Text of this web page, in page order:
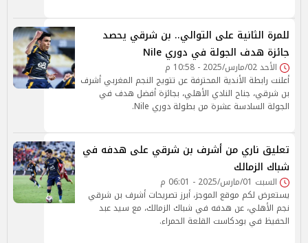
للمرة الثانية على التوالي.. بن شرقي يحصد
جائزة هدف الجولة في دوري Nile
الأحد 02/مارس/2025 - 10:58 م
أعلنت رابطة الأندية المحترفة عن تتويج النجم المغربي أشرف
بن شرقي، جناح النادي الأهلي، بجائزة أفضل هدف في
الجولة السادسة عشرة من بطولة دوري Nile.
تعليق ناري من أشرف بن شرقي على هدفه في
شباك الزمالك
السبت 01/مارس/2025 - 06:01 م
يستعرض لكم موقع الموجز، أبرز تصريحات أشرف بن شرقي
نجم الأهلي، عن هدفه في شباك الزمالك، مع سيد عبد
الحفيظ في بودكاست القلعة الحمراء.